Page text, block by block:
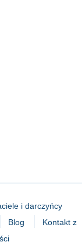
i darczyńcy
Blog
Kontakt z